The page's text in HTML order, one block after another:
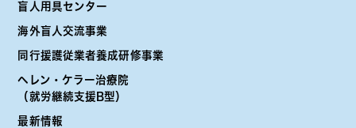
盲人用具センター
海外盲人交流事業
同行援護従業者養成研修事業
ヘレン・ケラー治療院
（就労継続支援B型）
最新情報